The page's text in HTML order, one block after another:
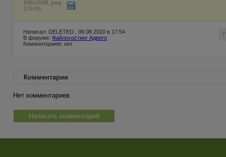
945x2048, jpeg
179 Kb
Написал: DELETED , 06.08.2020 в 17:54
В форуме: Файлохостинг Адвего
Комментариев: нет
Комментарии
Нет комментариев
Написать комментарий